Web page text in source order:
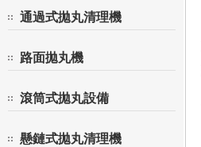
通過式拋丸清理機
路面拋丸機
滾筒式拋丸設備
懸鏈式拋丸清理機